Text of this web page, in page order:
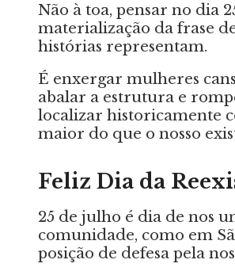
Não à toa, pensar no dia
materialização da frase
histórias representam.
É enxergar mulheres
abalar a estrutura e
localizar historicamente
maior do que o nosso
Feliz Dia da
25 de julho é dia de nos
comunidade, como em
posição de defesa pela